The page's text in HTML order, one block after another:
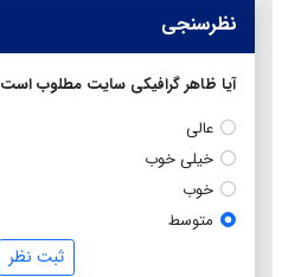
نظرسنجی
آیا ظاهر گرافیکی سایت مطلوب است
عالی
خیلی خوب
خوب
متوسط
ثبت نظر